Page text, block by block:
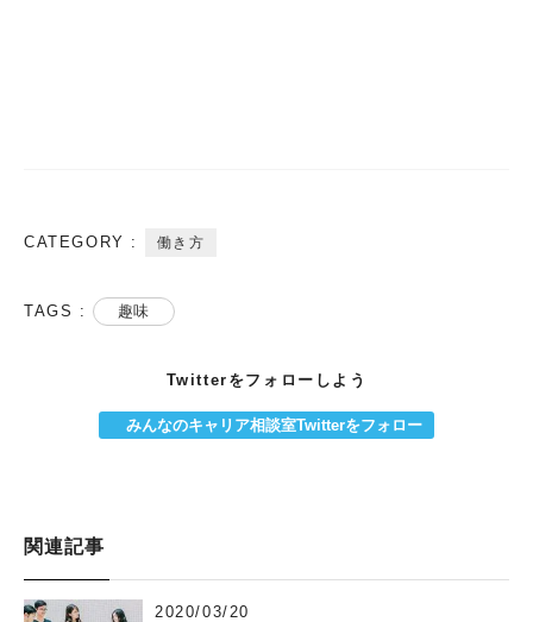
CATEGORY : 働き方
TAGS : 趣味
Twitterをフォローしよう
みんなのキャリア相談室Twitterをフォロー
関連記事
2020/03/20